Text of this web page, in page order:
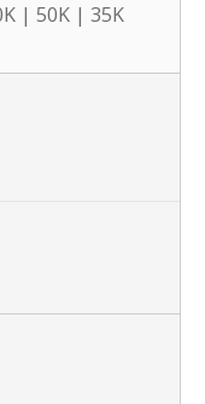
| 50K | 35K